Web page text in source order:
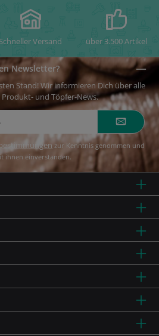
Versand über 3.500 Artikel
Newsletter?
Stand! Wir informieren Dich über alle
und Töpfer-News.
zur Kenntnis genommen und
ihnen einverstanden.